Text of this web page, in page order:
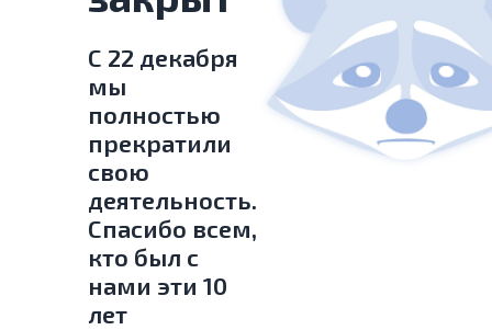
С 22 декабря
мы
полностью
прекратили
свою
деятельность.
Спасибо всем,
кто был с
нами эти 10
лет